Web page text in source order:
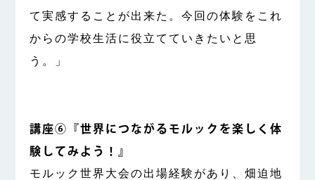
て実感することが出来た。今回の体験をこれ
からの学校生活に役立てていきたいと思
う。」
講座⑥『世界につながるモルックを楽しく体
験してみよう！』
モルック世界大会の出場経験があり、畑迫地